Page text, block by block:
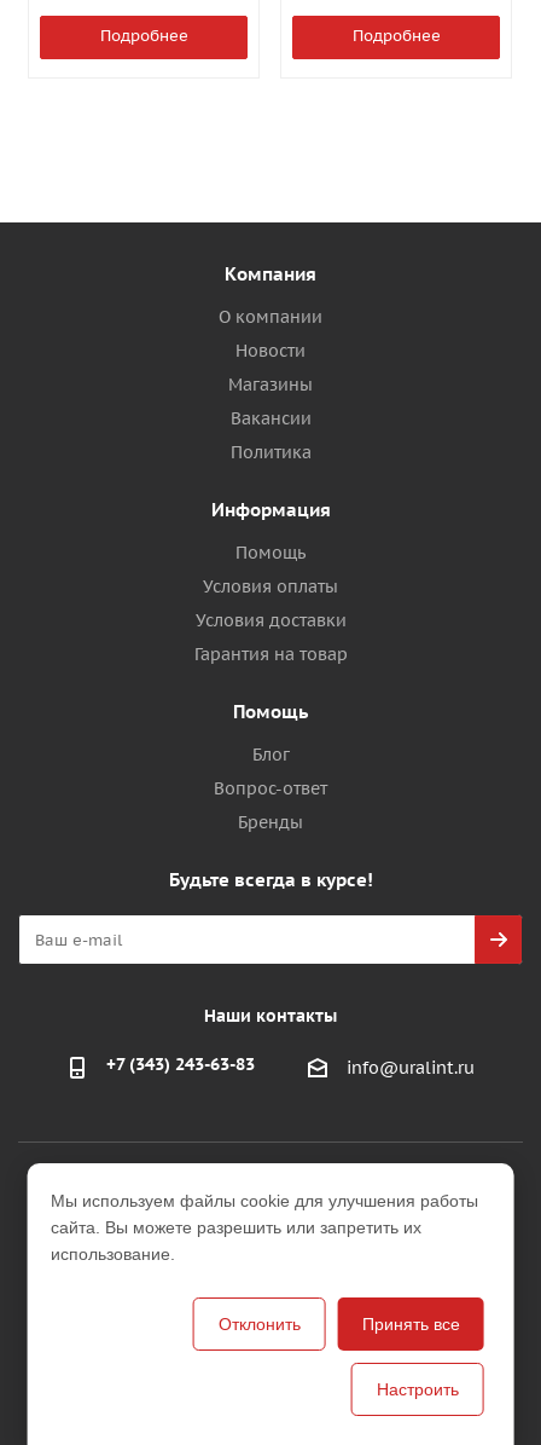
Подробнее Подробнее
Компания
О компании
Новости
Магазины
Вакансии
Политика
Информация
Помощь
Условия оплаты
Условия доставки
Гарантия на товар
Помощь
Блог
Вопрос-ответ
Бренды
Будьте всегда в курсе!
Наши контакты
+7 (343) 243-63-83 info@uralint.ru
2026 © ООО "УралИнтерьер"
Интернет-магазин строительных и отделочных
Версия для печати
Мы используем файлы cookie для улучшения работы
сайта. Вы можете разрешить или запретить их
использование.
Отклонить Принять все
Настроить